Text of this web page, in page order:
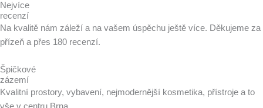
Nejvíce
recenzí
Na kvalitě nám záleží a na vašem úspěchu ještě více. Děkujeme za
přízeň a přes 180 recenzí.
Špičkové
zázemí
Kvalitní prostory, vybavení, nejmodernější kosmetika, přístroje a to
vše v centru Brna